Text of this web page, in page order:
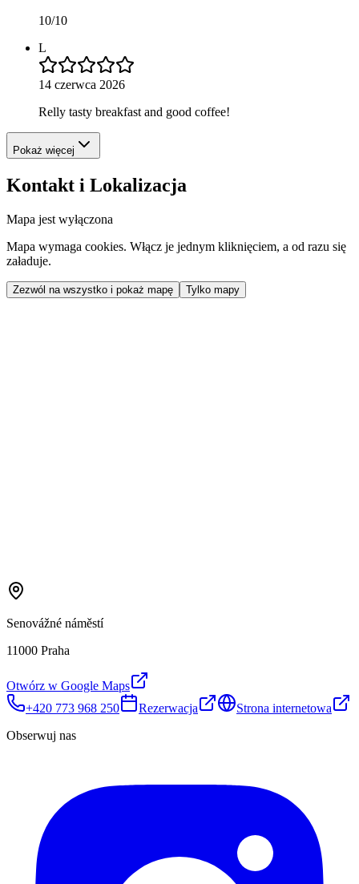
10/10
L
14 czerwca 2026
Relly tasty breakfast and good coffee!
Pokaż więcej
Kontakt i Lokalizacja
Mapa jest wyłączona
Mapa wymaga cookies. Włącz je jednym kliknięciem, a od razu się
załaduje.
Zezwól na wszystko i pokaż mapę Tylko mapy
Senovážné náměstí
11000 Praha
Otwórz w Google Maps
+420 773 968 250
Rezerwacja
Strona internetowa
Obserwuj nas